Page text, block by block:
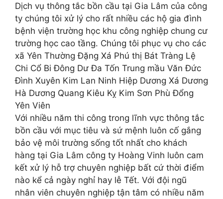
Dịch vụ thông tắc bồn cầu tại Gia Lâm của công
ty chúng tôi xử lý cho rất nhiều các hộ gia đình
bệnh viện trường học khu công nghiệp chung cư
trường học cao tầng. Chúng tôi phục vụ cho các
xã Yên Thường Đặng Xá Phú thị Bát Tràng Lệ
Chi Cổ Bi Đông Dư Đa Tốn Trung mầu Văn Đức
Đình Xuyên Kim Lan Ninh Hiệp Dương Xá Dương
Hà Dương Quang Kiêu Kỵ Kim Sơn Phù Đổng
Yên Viên
Với nhiều năm thi công trong lĩnh vực thông tắc
bồn cầu với mục tiêu và sứ mệnh luôn cố gắng
bảo vệ môi trường sống tốt nhất cho khách
hàng tại Gia Lâm công ty Hoàng Vinh luôn cam
kết xử lý hỗ trợ chuyên nghiệp bất cứ thời điểm
nào kể cả ngày nghỉ hay lễ Tết. Với đội ngũ
nhân viên chuyên nghiệp tận tâm có nhiều năm